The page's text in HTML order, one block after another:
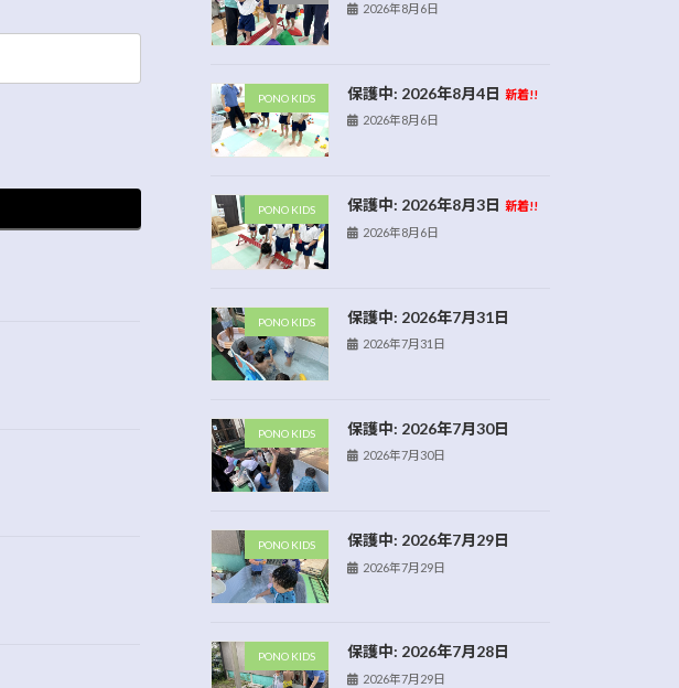
2026年8月6日
PONO KIDS 保護中: 2026年8月4日 新着!!
2026年8月6日
PONO KIDS 保護中: 2026年8月3日 新着!!
2026年8月6日
PONO KIDS 保護中: 2026年7月31日
2026年7月31日
PONO KIDS 保護中: 2026年7月30日
2026年7月30日
PONO KIDS 保護中: 2026年7月29日
2026年7月29日
PONO KIDS 保護中: 2026年7月28日
2026年7月29日